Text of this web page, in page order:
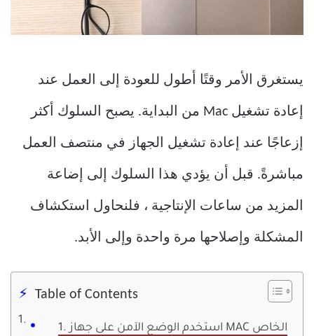
يستغرق الأمر وقتًا أطول للعودة إلى العمل عند
إعادة تشغيل Mac من البداية. يصبح السلوك أكثر
إزعاجًا عند إعادة تشغيل الجهاز في منتصف العمل
مباشرةً. قبل أن يؤدي هذا السلوك إلى إضاعة
المزيد من ساعات الإنتاجية ، فلنحاول استكشاف
المشكلة وإصلاحها مرة واحدة وإلى الأبد.
Table of Contents
1. استخدم الوضع الآمن على جهاز MAC الخاص